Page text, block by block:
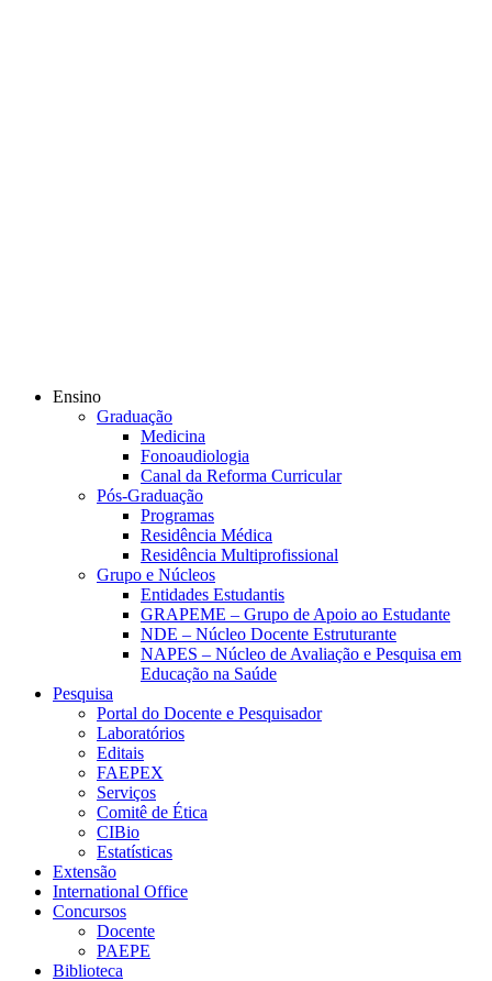
Ensino
Graduação
Medicina
Fonoaudiologia
Canal da Reforma Curricular
Pós-Graduação
Programas
Residência Médica
Residência Multiprofissional
Grupo e Núcleos
Entidades Estudantis
GRAPEME – Grupo de Apoio ao Estudante
NDE – Núcleo Docente Estruturante
NAPES – Núcleo de Avaliação e Pesquisa em
Educação na Saúde
Pesquisa
Portal do Docente e Pesquisador
Laboratórios
Editais
FAEPEX
Serviços
Comitê de Ética
CIBio
Estatísticas
Extensão
International Office
Concursos
Docente
PAEPE
Biblioteca